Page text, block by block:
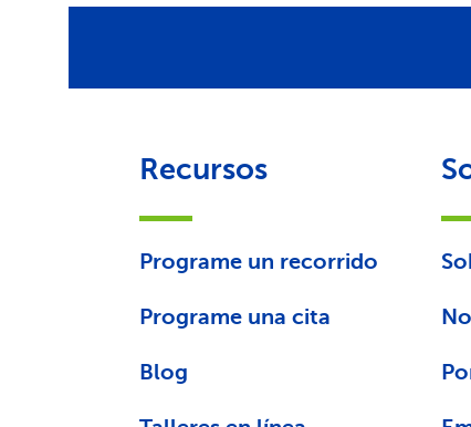
Recursos
Programe un recorrido
Programe una cita
Blog